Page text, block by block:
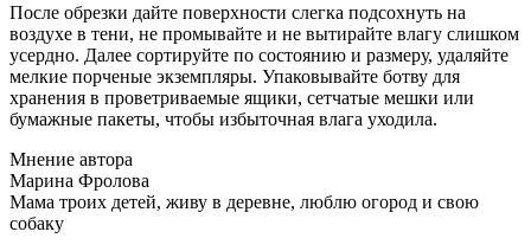
После обрезки дайте поверхности слегка подсохнуть на
воздухе в тени, не промывайте и не вытирайте влагу слишком
усердно. Далее сортируйте по состоянию и размеру, удаляйте
мелкие порченые экземпляры. Упаковывайте ботву для
хранения в проветриваемые ящики, сетчатые мешки или
бумажные пакеты, чтобы избыточная влага уходила.
Мнение автора
Марина Фролова
Мама троих детей, живу в деревне, люблю огород и свою
собаку